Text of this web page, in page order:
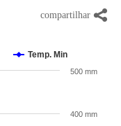
Temp. Min
400 mm
500 mm